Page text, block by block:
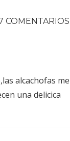
COMENTARIOS
alcachofas
una delicica